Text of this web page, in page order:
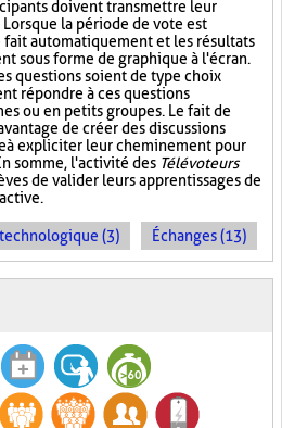
doivent transmettre leur
la période de vote est
automatiquement et les résultats
sous forme de graphique à l'écran.
questions soient de type choix
répondre à ces questions
ou en petits groupes. Le fait de
de créer des discussions
à expliciter leur cheminement pour
somme, l'activité des Télévoteurs
de valider leurs apprentissages de
(3) Échanges (13)